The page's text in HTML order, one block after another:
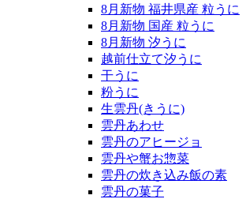
8月新物 福井県産 粒うに
8月新物 国産 粒うに
8月新物 汐うに
越前仕立て汐うに
干うに
粉うに
生雲丹(きうに)
雲丹あわせ
雲丹のアヒージョ
雲丹や蟹お惣菜
雲丹の炊き込み飯の素
雲丹の菓子